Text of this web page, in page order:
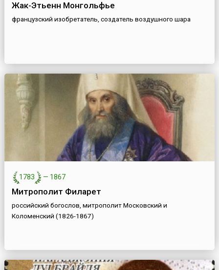
Жак-Этьенн Монгольфье
французский изобретатель, создатель воздушного шара
1783 — 1867
Митрополит Филарет
российский богослов, митрополит Московский и
Коломенский (1826-1867)